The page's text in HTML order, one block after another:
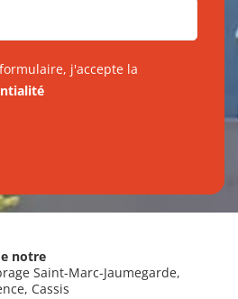
j'accepte la
notre
Saint-Marc-Jaumegarde,
Cassis